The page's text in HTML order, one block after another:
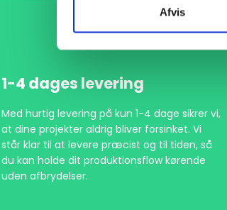
Afvis
1-4 dages levering
Med hurtig levering på kun 1-4 dage sikrer vi,
at dine projekter aldrig bliver forsinket. Vi
står klar til at levere præcist og til tiden, så
du kan holde dit produktionsflow kørende
uden afbrydelser.